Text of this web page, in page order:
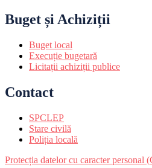
Buget și Achiziții
Buget local
Execuție bugetară
Licitații achiziții publice
Contact
SPCLEP
Stare civilă
Poliția locală
Protecția datelor cu caracter personal